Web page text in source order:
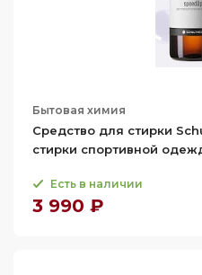
Бытовая химия
Средство для стирки
стирки спортивной
Есть в наличии
3 990 ₽